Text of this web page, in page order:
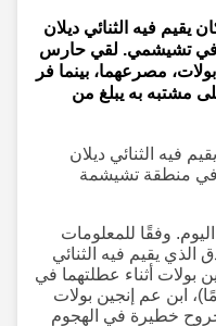
فيه الثنائي ديلان
في تشيشمي. لقي حارس
مصرعهما، بينما فر
مشتبه به يبلغ من
الثنائي ديلان
منطقة تشيشمة
حوالي الساعة 14:00 اليوم. وفقًا للمعلومات
يقيم فيه الثنائي
أثناء عطلتهما في
كان بولات (37 عامًا)، ابن عم إنجين بولات
خطيرة في الهجوم